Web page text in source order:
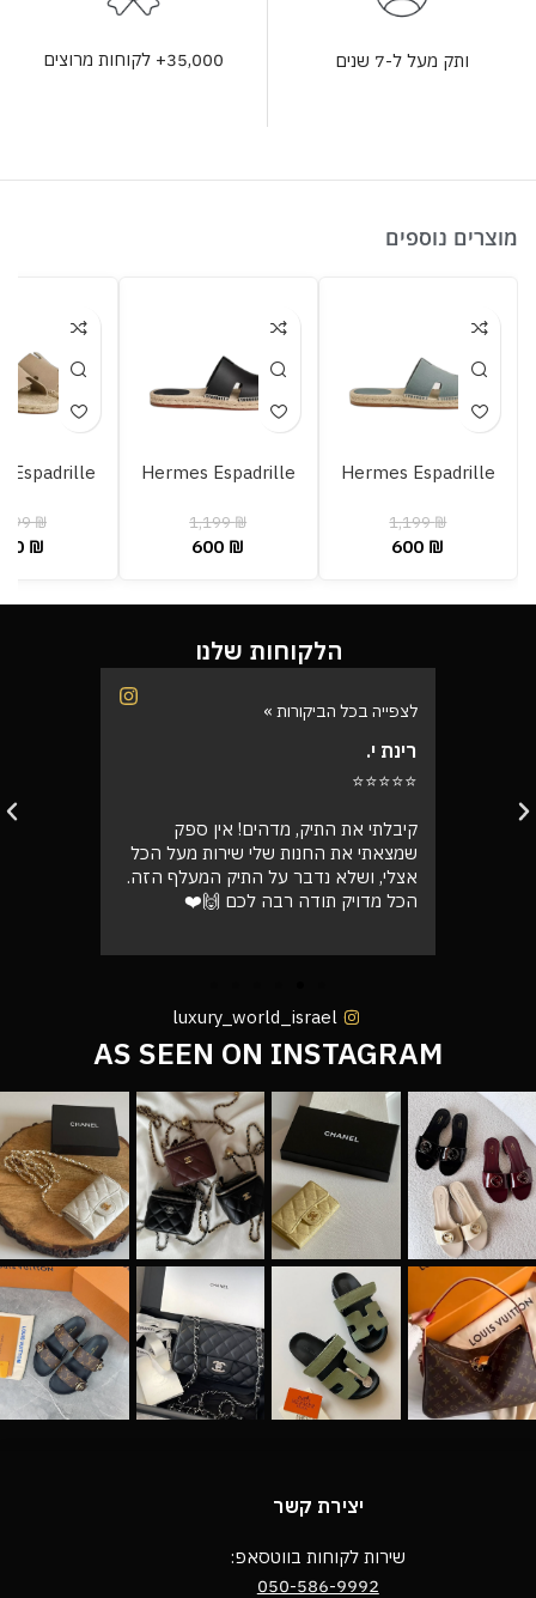
ותק מעל ל-7 שנים 35,000+ לקוחות מרוצים
מוצרים נוספים
Hermes Espadrille
1,199₪
600 ₪
Hermes Espadrille
1,199₪
600 ₪
Espadrille
₪
₪
הלקוחות שלנו
לצפייה בכל הביקורות »
רינת י.
⭐⭐⭐⭐⭐
קיבלתי את התיק, מדהים! אין ספק
שמצאתי את החנות שלי שירות מעל הכל
אצלי, ושלא נדבר על התיק המעלף הזה.
הכל מדויק תודה רבה לכם 🙌❤️
luxury_world_israel
AS SEEN ON INSTAGRAM
יצירת קשר
שירות לקוחות בווטסאפ:
050-586-9992